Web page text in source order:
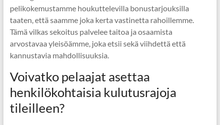
pelikokemustamme houkuttelevilla bonustarjouksilla
taaten, että saamme joka kerta vastinetta rahoillemme.
Tämä vilkas sekoitus palvelee taitoa ja osaamista
arvostavaa yleisöämme, joka etsii sekä viihdettä että
kannustavia mahdollisuuksia.
Voivatko pelaajat asettaa
henkilökohtaisia kulutusrajoja
tileilleen?